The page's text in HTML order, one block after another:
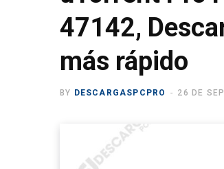
47142,
más rápido
BY DESCARGASPCPRO 26 DE